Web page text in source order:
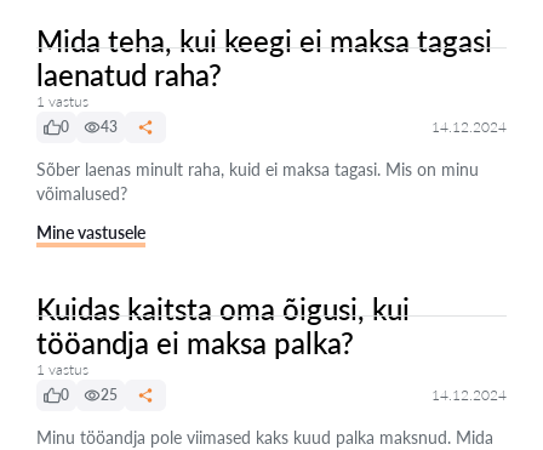
Mida teha, kui keegi ei maksa tagasi
laenatud raha?
1 vastus
0
43 14.12.2024
Sõber laenas minult raha, kuid ei maksa tagasi. Mis on minu
võimalused?
Mine vastusele
Kuidas kaitsta oma õigusi, kui
tööandja ei maksa palka?
1 vastus
0
25 14.12.2024
Minu tööandja pole viimased kaks kuud palka maksnud. Mida